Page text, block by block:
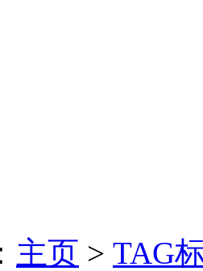
主页 > TAG